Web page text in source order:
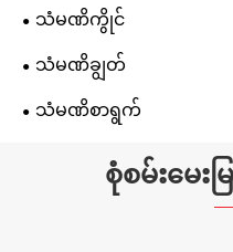
သံမဏိကွိုင်
သံမဏိချွတ်
သံမဏိစာရွက်
စုံစမ်းမေးမ